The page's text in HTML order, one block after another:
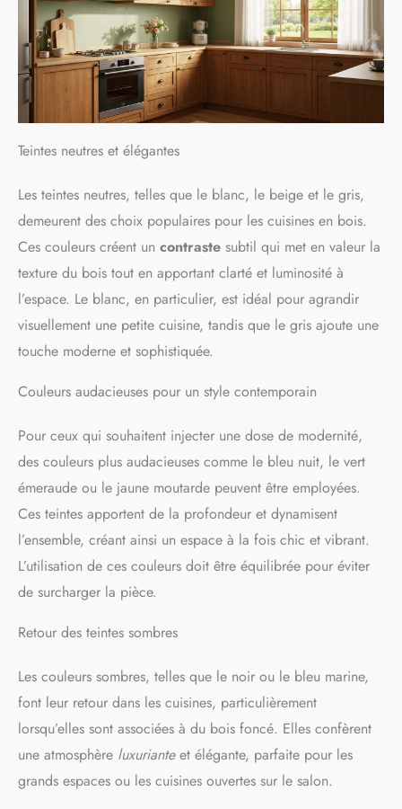
Teintes neutres et élégantes
Les teintes neutres, telles que le blanc, le beige et le gris,
demeurent des choix populaires pour les cuisines en bois.
Ces couleurs créent un contraste subtil qui met en valeur la
texture du bois tout en apportant clarté et luminosité à
l’espace. Le blanc, en particulier, est idéal pour agrandir
visuellement une petite cuisine, tandis que le gris ajoute une
touche moderne et sophistiquée.
Couleurs audacieuses pour un style contemporain
Pour ceux qui souhaitent injecter une dose de modernité,
des couleurs plus audacieuses comme le bleu nuit, le vert
émeraude ou le jaune moutarde peuvent être employées.
Ces teintes apportent de la profondeur et dynamisent
l’ensemble, créant ainsi un espace à la fois chic et vibrant.
L’utilisation de ces couleurs doit être équilibrée pour éviter
de surcharger la pièce.
Retour des teintes sombres
Les couleurs sombres, telles que le noir ou le bleu marine,
font leur retour dans les cuisines, particulièrement
lorsqu’elles sont associées à du bois foncé. Elles confèrent
une atmosphère luxurianteet élégante, parfaite pour les
grands espaces ou les cuisines ouvertes sur le salon.